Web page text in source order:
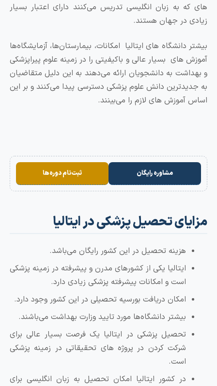
به زبان انگلیسی تدریس می‌کنند دارای اعتبار بسیار
در جهان هستند.
دانشگاه های ایتالیا امکانات، بیمارستان‌ها، آزمایشگاه‌ها
های بسیار عالی و باکیفیتی را در زمینه علوم پیراپزشکی
به دانشجویان ارائه می‌دهند به این دلیل متقاضیان
دانش علوم پزشکی دسترسی پیدا می‌کنند و بر این
های لازم را می‌بینند.
مشاوره رایگان ثبت‌نام دوره‌ها
تحصیل پزشکی در ایتالیا
هزینه تحصیل در این کشور رایگان می‌باشد.
ایتالیا یکی از کشورهای مدرن و پیشرفته در زمینه پزشکی
است و امکانات پیشرفته پزشکی زیادی دارد.
امکان دریافت بورسیه تحصیلی در این کشور وجود دارد.
بیشتر دانشگاه‌ها مورد تایید وزارت بهداشت می‌باشند.
تحصیل پزشکی در ایتالیا یک فرصت بسیار عالی برای
شرکت کردن در پروژه های تحقیقاتی در زمینه پزشکی
در کشور ایتالیا امکان تحصیل به زبان انگلیسی برای